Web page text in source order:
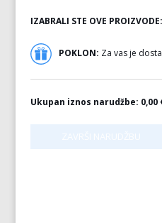
IZABRALI STE OVE PROIZVODE:
POKLON: Za vas je
Ukupan iznos narudžbe: 0,00